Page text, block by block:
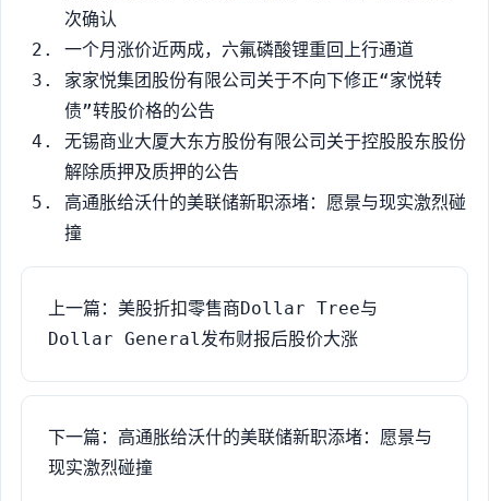
次确认
一个月涨价近两成，六氟磷酸锂重回上行通道
家家悦集团股份有限公司关于不向下修正“家悦转
债”转股价格的公告
无锡商业大厦大东方股份有限公司关于控股股东股份
解除质押及质押的公告
高通胀给沃什的美联储新职添堵：愿景与现实激烈碰
撞
上一篇：美股折扣零售商Dollar Tree与
Dollar General发布财报后股价大涨
下一篇：高通胀给沃什的美联储新职添堵：愿景与
现实激烈碰撞